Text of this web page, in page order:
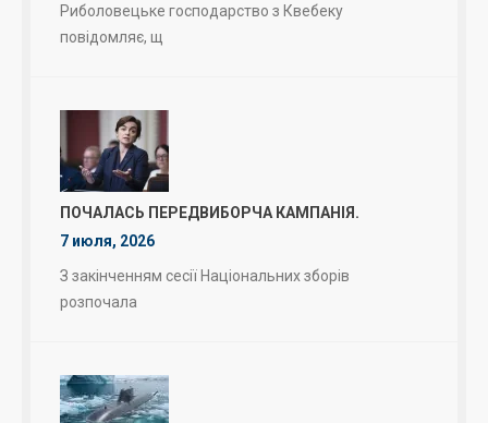
Риболовецьке господарство з Квебеку
повідомляє, щ
ПОЧАЛАСЬ ПЕРЕДВИБОРЧА КАМПАНІЯ.
7 июля, 2026
З закінченням сесії Національних зборів
розпочала